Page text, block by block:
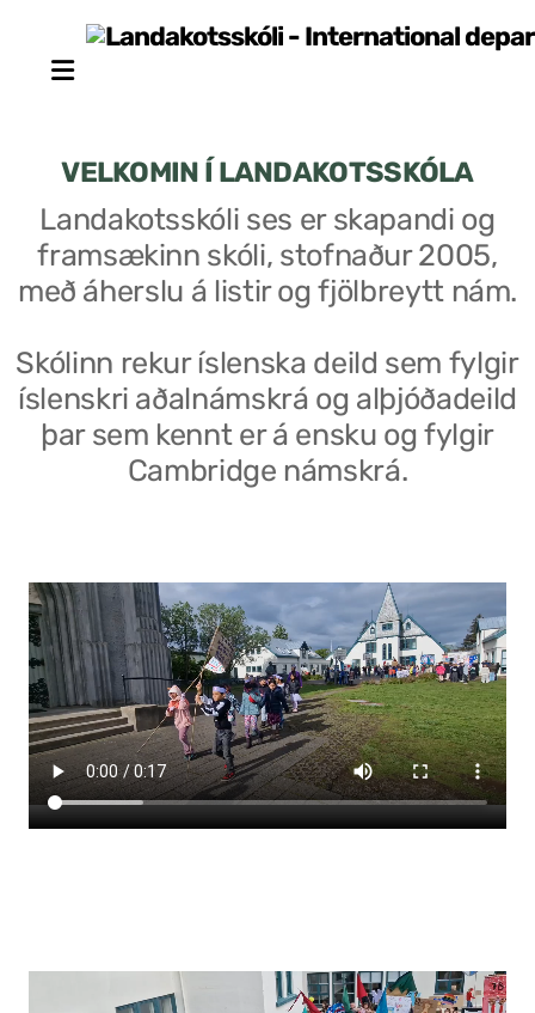
VELKOMIN Í LANDAKOTSSKÓLA
Landakotsskóli ses er skapandi og
framsækinn skóli, stofnaður 2005,
með áherslu á listir og fjölbreytt nám.
Skólinn rekur íslenska deild sem fylgir
íslenskri aðalnámskrá og alþjóðadeild
þar sem kennt er á ensku og fylgir
Cambridge námskrá.
Stjórn sjálfseignarstofnunar
Skólaráð
Fundargerðir skólaráðs
Stjórnendateymi
Skólareglur
Starfsáætlun
Frístund
Upplýsingar um innritun
Námsmat